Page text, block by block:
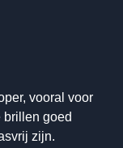
vooral voor
brillen goed
zijn.